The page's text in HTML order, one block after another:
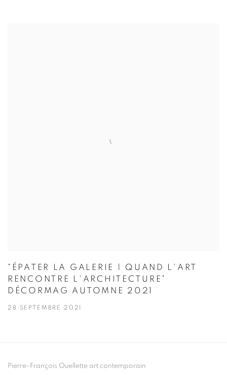
"ÉPATER LA GALERIE | QUAND L'ART
RENCONTRE L'ARCHITECTURE"
DÉCORMAG AUTOMNE 2021
28 SEPTEMBRE 2021
Pierre-François Ouellette art contemporain